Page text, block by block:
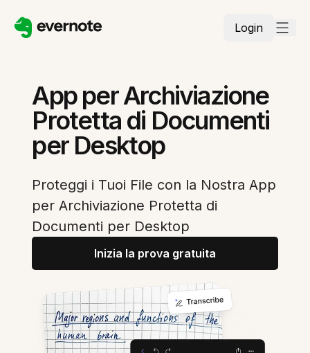
Login
App per Archiviazione
Protetta di Documenti
per Desktop
Proteggi i Tuoi File con la Nostra App
per Archiviazione Protetta di
Documenti per Desktop
Inizia la prova gratuita